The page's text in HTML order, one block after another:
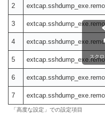
2
3
4
5
6
7
スク
「高度な設定」での設定項目